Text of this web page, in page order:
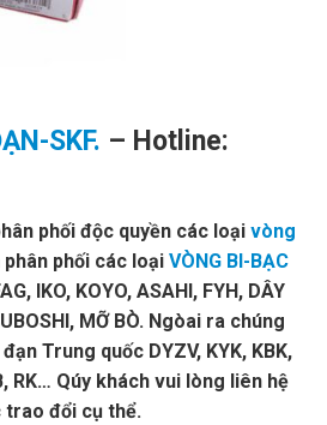
SKF. – Hotline:
phối độc quyền các loại vòng
phân phối các loại VÒNG BI-BẠC
IKO, KOYO, ASAHI, FYH, DÂY
MỠ BÒ. Ngòai ra chúng
Trung quốc DYZV, KYK, KBK,
RK… Qúy khách vui lòng liên hệ
đổi cụ thể.